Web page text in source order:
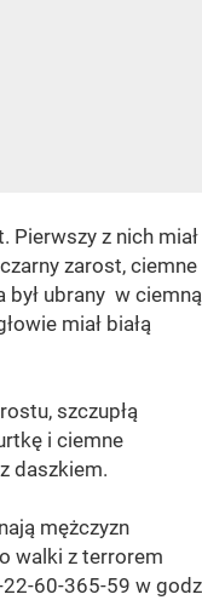
Pierwszy z nich miał
zarost, ciemne
był ubrany w ciemną
miał białą
szczupłą
i ciemne
daszkiem.
mężczyzn
walki z terrorem
60-365-59 w godz